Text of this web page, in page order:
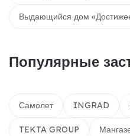
Выдающийся дом
Популярные
Самолет INGRAD
TEKTA GROUP